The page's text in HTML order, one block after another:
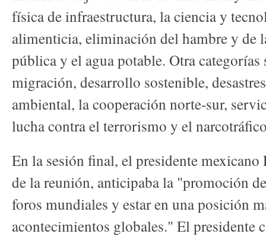
física de infraestructura, la ciencia y
alimenticia, eliminación del hambre y de
pública y el agua potable. Otra
migración, desarrollo sostenible,
ambiental, la cooperación norte-sur,
lucha contra el terrorismo y el
En la sesión final, el presidente
de la reunión, anticipaba la "promoción
foros mundiales y estar en una posición
acontecimientos globales." El presidente